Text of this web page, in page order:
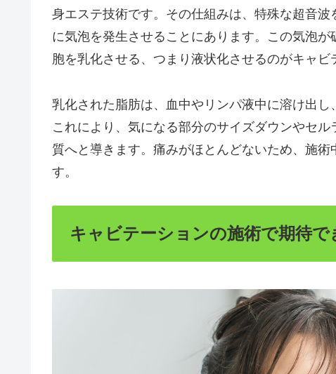
身エステ技術です。その仕組みは、特殊な超音
に気泡を発生させることにあります。この気泡
胞を乳化させる、つまり液状化させるのがキャビ
乳化された脂肪は、血中やリンパ液中に溶け出し
これにより、気になる部分のサイズダウンやセ
質へと導きます。痛みがほとんどないため、施
す。
キャビテーションの施術で期待で